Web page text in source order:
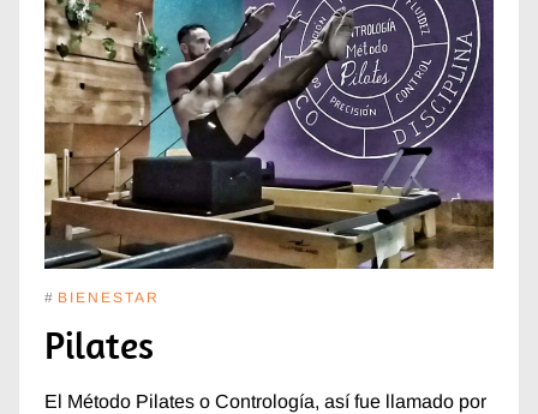
# BIENESTAR
Pilates
El Método Pilates o Contrología, así fue llamado por